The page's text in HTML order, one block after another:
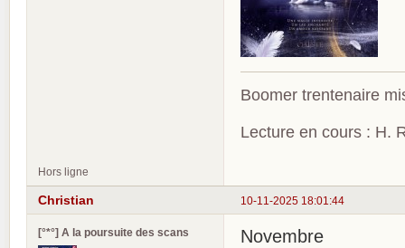
Boomer trentenaire
Lecture en cours : H.
Hors ligne
10-11-2025 18:01:44
Christian
[°*°] A la poursuite des scans
Novembre